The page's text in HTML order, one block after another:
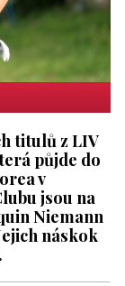
titulů z LIV
půjde do
v
jsou na
Niemann
náskok